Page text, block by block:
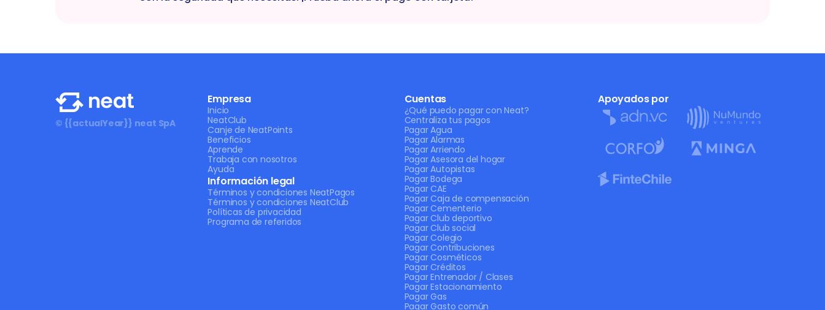
Empresa
Inicio
NeatClub
Canje de NeatPoints
Beneficios
Aprende
Trabaja con nosotros
Ayuda
Información legal
Términos y condiciones NeatPagos
Términos y condiciones NeatClub
Políticas de privacidad
Programa de referidos
Cuentas
¿Qué puedo pagar con Neat?
Centraliza tus pagos
Pagar Agua
Pagar Alarmas
Pagar Arriendo
Pagar Asesora del hogar
Pagar Autopistas
Pagar Bodega
Pagar CAE
Pagar Caja de compensación
Pagar Cementerio
Pagar Club deportivo
Pagar Club social
Pagar Colegio
Pagar Contribuciones
Pagar Cosméticos
Pagar Créditos
Pagar Entrenador / Clases
Pagar Estacionamiento
Pagar Gas
Pagar Gasto común
Apoyados por
© {{actualYear}} neat SpA